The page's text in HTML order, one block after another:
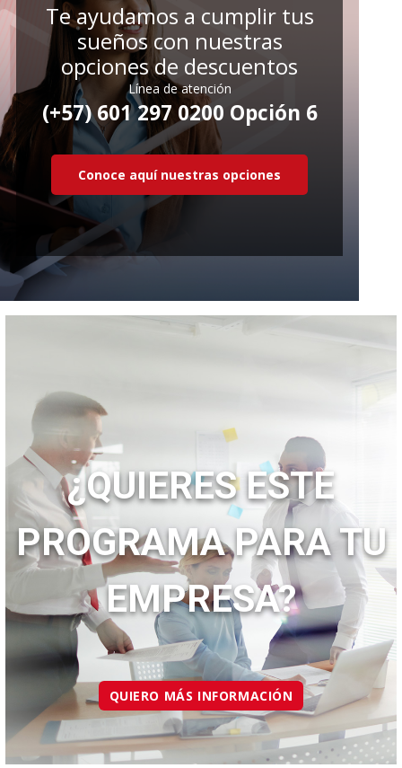
Te ayudamos a cumplir tus
sueños con nuestras
opciones de descuentos
Línea de atención
(+57) 601 297 0200 Opción 6
Conoce aquí nuestras opciones
¿QUIERES ESTE
PROGRAMA PARA TU
EMPRESA?
QUIERO MÁS INFORMACIÓN